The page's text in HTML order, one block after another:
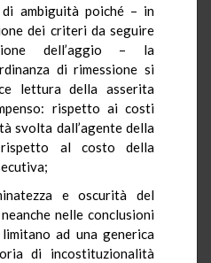
di ambiguità poiché – in
dei criteri da seguire
dell’aggio – la
di rimessione si
lettura della asserita
rispetto ai costi
svolta dall’agente della
rispetto al costo della
e oscurità del
nelle conclusioni
limitano ad una generica
di incostituzionalità